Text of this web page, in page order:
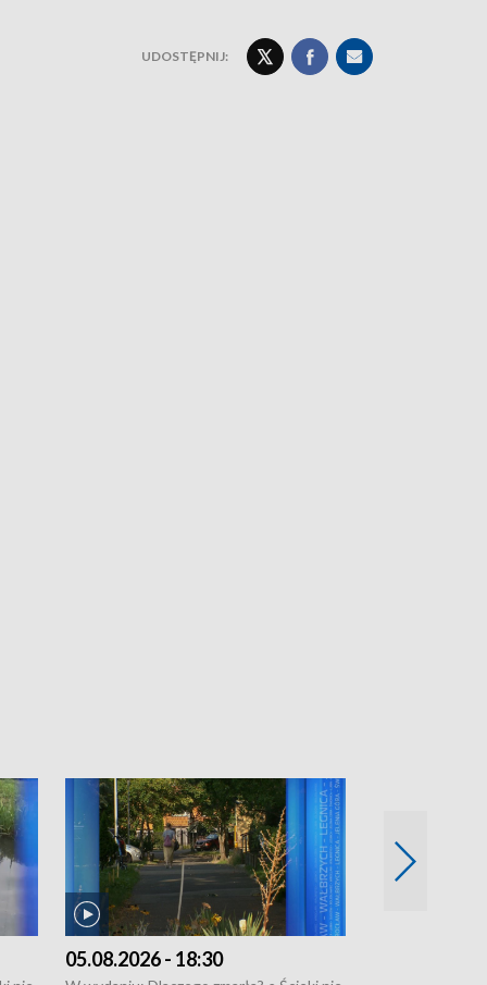
UDOSTĘPNIJ:
05.08.2026 - 18:30